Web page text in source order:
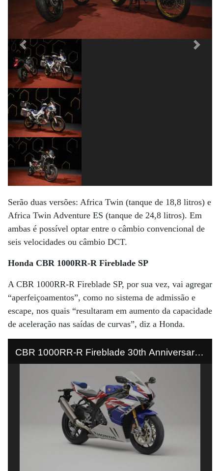
Previous Next
Serão duas versões: Africa Twin (tanque de 18,8 litros) e
Africa Twin Adventure ES (tanque de 24,8 litros). Em
ambas é possível optar entre o câmbio convencional de
seis velocidades ou câmbio DCT.
Honda CBR 1000RR-R Fireblade SP
A CBR 1000RR-R Fireblade SP, por sua vez, vai agregar
“aperfeiçoamentos”, como no sistema de admissão e
escape, nos quais “resultaram em aumento da capacidade
de aceleração nas saídas de curvas”, diz a Honda.
CBR 1000RR-R Fireblade 30th Anniversary -